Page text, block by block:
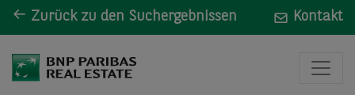
Zurück zu den Suchergebnissen Kontakt